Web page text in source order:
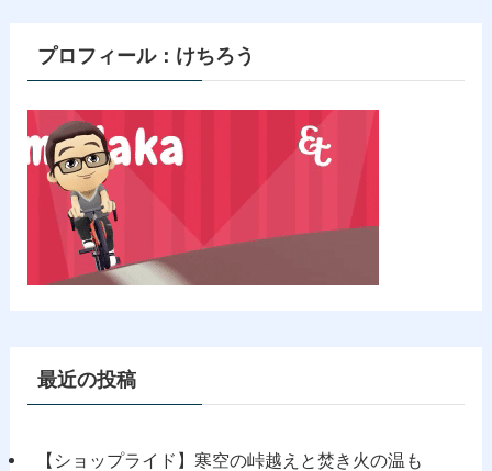
ープロフィール：けちろう
最近の投稿
【ショップライド】寒空の峠越えと焚き火の温も